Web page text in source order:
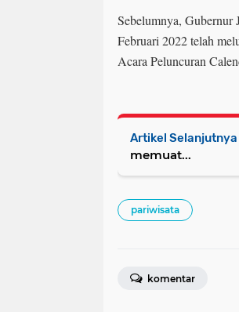
Sebelumnya, Gubernur
Februari 2022 telah
Acara Peluncuran
Artikel Selanjutnya
memuat...
pariwisata
komentar